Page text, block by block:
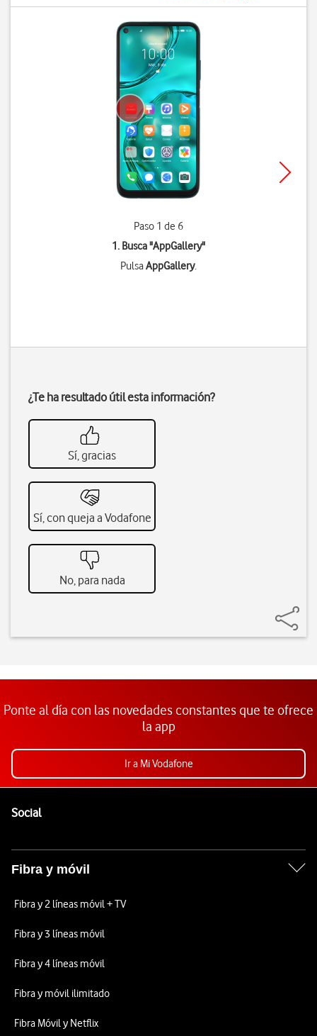
Paso 1 de 6
1. Busca "AppGallery"
PulsaAppGallery.
¿Te ha resultado útil esta información?
Sí, gracias
Sí, con queja a Vodafone
No, para nada
Ponte al día con las novedades constantes que te ofrece
la app
Ir a Mi Vodafone
SocialEnlaces a las redes sociales de Vodafone
Fibra y móvil
Fibra y 2 líneas móvil + TV
Fibra y 3 líneas móvil
Fibra y 4 líneas móvil
Fibra y móvil ilimitado
Fibra Móvil y Netflix